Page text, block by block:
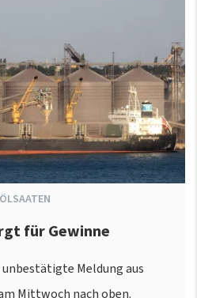
für Gewinne
Meldung aus
Mittwoch nach oben.